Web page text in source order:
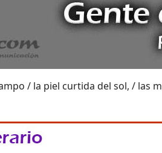
/ la piel curtida del sol, / las